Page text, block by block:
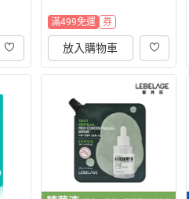
滿499免運 券
放入購物車